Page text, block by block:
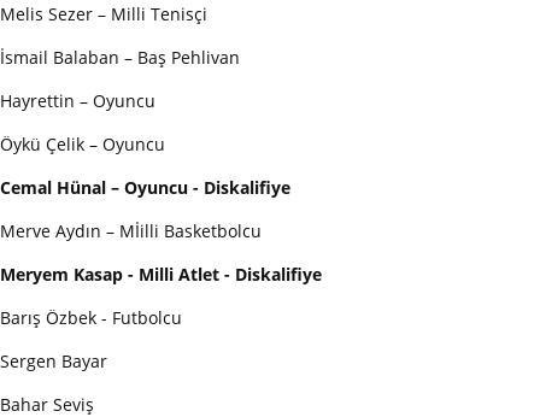
Melis Sezer – Milli Tenisçi
İsmail Balaban – Baş Pehlivan
Hayrettin – Oyuncu
Öykü Çelik – Oyuncu
Cemal Hünal – Oyuncu - Diskalifiye
Merve Aydın – Mİilli Basketbolcu
Meryem Kasap - Milli Atlet - Diskalifiye
Barış Özbek - Futbolcu
Sergen Bayar
Bahar Seviş